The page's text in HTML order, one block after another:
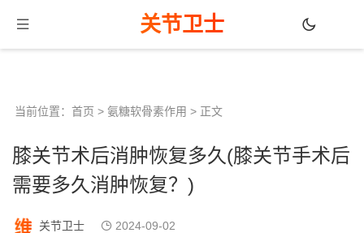
关节卫士
当前位置： 首页 > 氨糖软骨素作用 > 正文
膝关节术后消肿恢复多久(膝关节手术后
需要多久消肿恢复？)
关节卫士 2024-09-02